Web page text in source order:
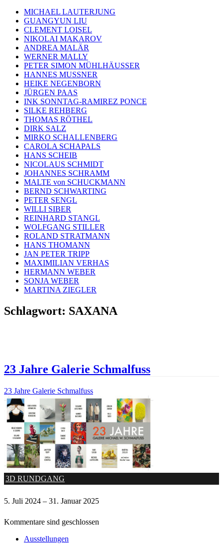
MICHAEL LAUTERJUNG
GUANGYUN LIU
CLEMENT LOISEL
NIKOLAI MAKAROV
ANDREA MALÄR
WERNER MALLY
PETER SIMON MÜHLHÄUSSER
HANNES MUSSNER
HEIKE NEGENBORN
JÜRGEN PAAS
INK SONNTAG-RAMIREZ PONCE
SILKE REHBERG
THOMAS RÖTHEL
DIRK SALZ
MIRKO SCHALLENBERG
CAROLA SCHAPALS
HANS SCHEIB
NICOLAUS SCHMIDT
JOHANNES SCHRAMM
MALTE von SCHUCKMANN
BERND SCHWARTING
PETER SENGL
WILLI SIBER
REINHARD STANGL
WOLFGANG STILLER
ROLAND STRATMANN
HANS THOMANN
JAN PETER TRIPP
MAXIMILIAN VERHAS
HERMANN WEBER
SONJA WEBER
MARTINA ZIEGLER
Schlagwort: SAXANA
23 Jahre Galerie Schmalfuss
23 Jahre Galerie Schmalfuss
3D RUNDGANG
5. Juli 2024 – 31. Januar 2025
Kommentare sind geschlossen
Ausstellungen